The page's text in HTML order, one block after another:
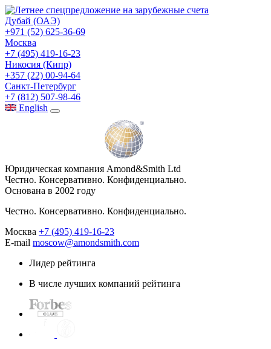
Дубай (ОАЭ)
+971 (52) 625-36-69
Москва
+7 (495) 419-16-23
Никосия (Кипр)
+357 (22) 00-94-64
Санкт-Петербург
+7 (812) 507-98-46
English
Юридическая компания Amond&Smith Ltd
Честно. Консервативно. Конфиденциально.
Основана в 2002 году
Честно. Консервативно. Конфиденциально.
Москва +7 (495) 419-16-23
E-mail moscow@amondsmith.com
Лидер рейтинга
В числе лучших компаний рейтинга